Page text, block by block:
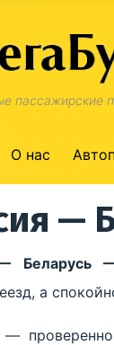
пассажирские
О нас
—
Беларусь
а
—